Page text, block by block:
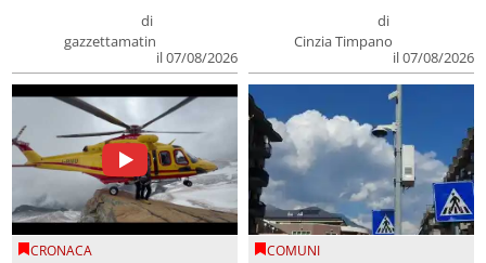
di
gazzettamatin
il 07/08/2026
di
Cinzia Timpano
il 07/08/2026
CRONACA COMUNI